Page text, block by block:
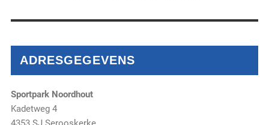
ADRESGEGEVENS
Sportpark Noordhout
Kadetweg 4